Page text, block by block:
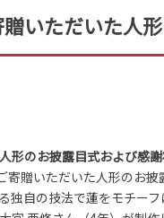
いただいた人
形のお披露目式および感
贈いただいた人形のお
独自の技法で蓮をモチー